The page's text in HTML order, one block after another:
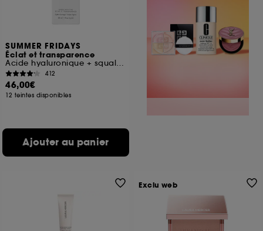
SUMMER FRIDAYS
Éclat et transparence
Acide hyaluronique + squalane
412
46,00€
12 teintes disponibles
Ajouter au panier
Exclu web